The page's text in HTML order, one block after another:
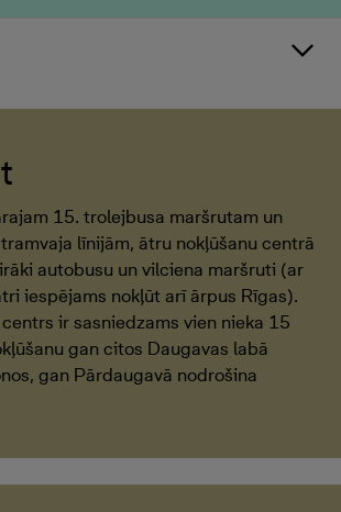
15. trolejbusa maršrutam un
līnijām, ātru nokļūšanu centrā
autobusu un vilciena maršruti (ar
iespējams nokļūt arī ārpus Rīgas).
ir sasniedzams vien nieka 15
gan citos Daugavas labā
gan Pārdaugavā nodrošina